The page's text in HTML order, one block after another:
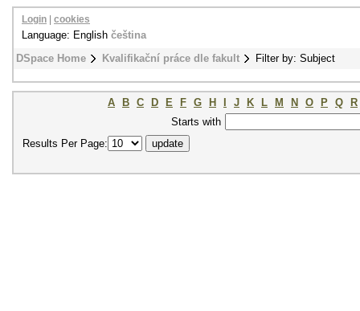
DSpace Home Kvalifikační práce dle fakult Filter by: Subject
Login cookies
Language: English čeština
A B C D E F G H J K L M N O P Q
R
Starts with
Results Per Page: